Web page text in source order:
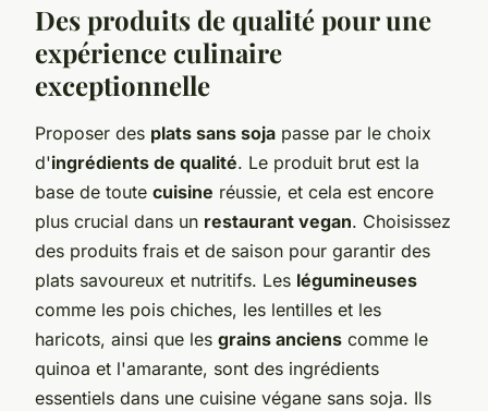
Des produits de qualité pour une
expérience culinaire
exceptionnelle
Proposer des plats sans soja passe par le choix
d'ingrédients de qualité. Le produit brut est la
base de toute cuisine réussie, et cela est encore
plus crucial dans un restaurant vegan. Choisissez
des produits frais et de saison pour garantir des
plats savoureux et nutritifs. Les légumineuses
comme les pois chiches, les lentilles et les
haricots, ainsi que les grains anciens comme le
quinoa et l'amarante, sont des ingrédients
essentiels dans une cuisine végane sans soja. Ils